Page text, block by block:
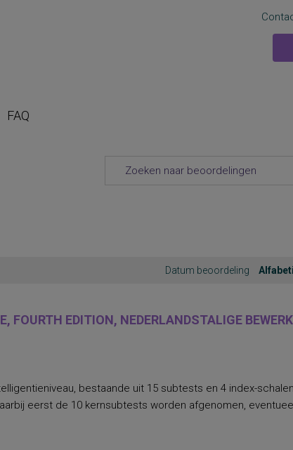
FAQ
Datum beoordeling
FOURTH EDITION, NEDERLANDSTALIGE
bestaande uit 15 subtests en 4 index-
eerst de 10 kernsubtests worden afgenomen,